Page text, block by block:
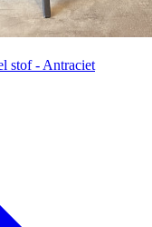
stof - Antraciet